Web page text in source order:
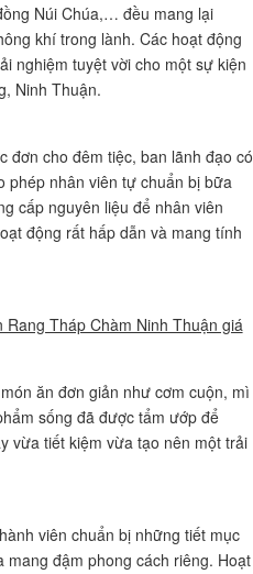
Núi Chúa,… đều mang lại
khí trong lành. Các hoạt động
nghiệm tuyệt vời cho một sự kiện
Ninh Thuận.
cho đêm tiệc, ban lãnh đạo có
phép nhân viên tự chuẩn bị bữa
cấp nguyên liệu để nhân viên
động rất hấp dẫn và mang tính
Tháp Chàm Ninh Thuận giá
ăn đơn giản như cơm cuộn, mì
sống đã được tẩm ướp để
vừa tiết kiệm vừa tạo nên một trải
viên chuẩn bị những tiết mục
đậm phong cách riêng. Hoạt